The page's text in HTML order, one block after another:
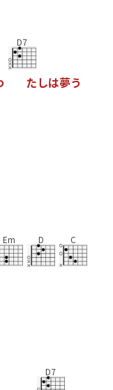
D7
たしは夢う
Em D C
D7